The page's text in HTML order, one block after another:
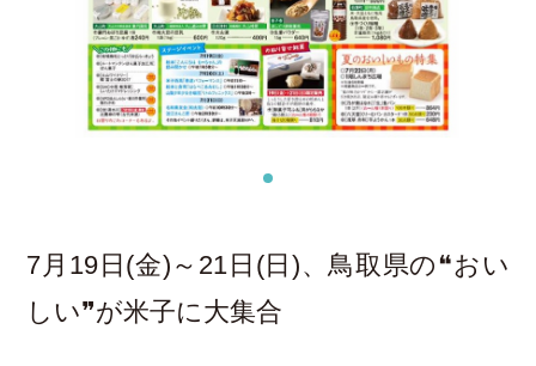
7月19日(金)～21日(日)、鳥取県の❝おい
しい❞が米子に大集合